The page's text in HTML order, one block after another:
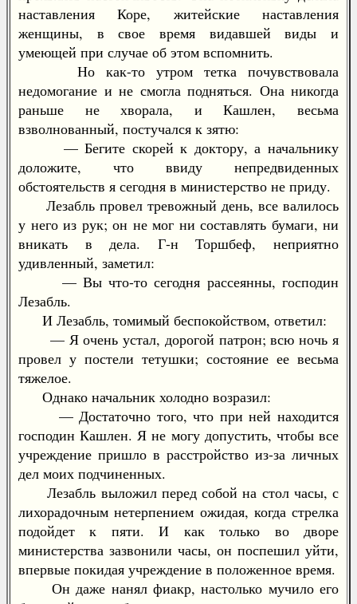
наставления Коре, житейские наставления
женщины, в свое время видавшей виды и
умеющей при случае об этом вспомнить.
Но как-то утром тетка почувствовала
недомогание и не смогла подняться. Она никогда
раньше не хворала, и Кашлен, весьма
взволнованный, постучался к зятю:
— Бегите скорей к доктору, а начальнику
доложите, что ввиду непредвиденных
обстоятельств я сегодня в министерство не приду.
Лезабль провел тревожный день, все валилось
у него из рук; он не мог ни составлять бумаги, ни
вникать в дела. Г-н Торшбеф, неприятно
удивленный, заметил:
— Вы что-то сегодня рассеянны, господин
Лезабль.
И Лезабль, томимый беспокойством, ответил:
— Я очень устал, дорогой патрон; всю ночь я
провел у постели тетушки; состояние ее весьма
тяжелое.
Однако начальник холодно возразил:
— Достаточно того, что при ней находится
господин Кашлен. Я не могу допустить, чтобы все
учреждение пришло в расстройство из-за личных
дел моих подчиненных.
Лезабль выложил перед собой на стол часы, с
лихорадочным нетерпением ожидая, когда стрелка
подойдет к пяти. И как только во дворе
министерства зазвонили часы, он поспешил уйти,
впервые покидая учреждение в положенное время.
Он даже нанял фиакр, настолько мучило его